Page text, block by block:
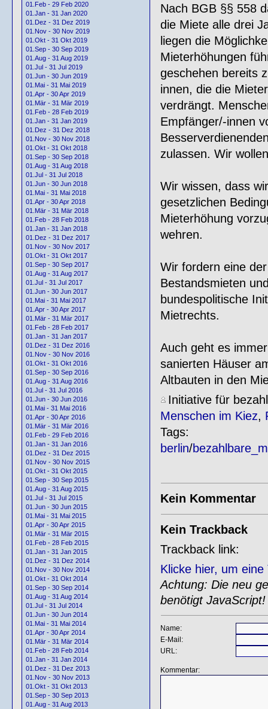
01.Feb - 29 Feb 2020
01.Jan - 31 Jan 2020
01.Dez - 31 Dez 2019
01.Nov - 30 Nov 2019
01.Okt - 31 Okt 2019
01.Sep - 30 Sep 2019
01.Aug - 31 Aug 2019
01.Jul - 31 Jul 2019
01.Jun - 30 Jun 2019
01.Mai - 31 Mai 2019
01.Apr - 30 Apr 2019
01.Mär - 31 Mär 2019
01.Feb - 28 Feb 2019
01.Jan - 31 Jan 2019
01.Dez - 31 Dez 2018
01.Nov - 30 Nov 2018
01.Okt - 31 Okt 2018
01.Sep - 30 Sep 2018
01.Aug - 31 Aug 2018
01.Jul - 31 Jul 2018
01.Jun - 30 Jun 2018
01.Mai - 31 Mai 2018
01.Apr - 30 Apr 2018
01.Mär - 31 Mär 2018
01.Feb - 28 Feb 2018
01.Jan - 31 Jan 2018
01.Dez - 31 Dez 2017
01.Nov - 30 Nov 2017
01.Okt - 31 Okt 2017
01.Sep - 30 Sep 2017
01.Aug - 31 Aug 2017
01.Jul - 31 Jul 2017
01.Jun - 30 Jun 2017
01.Mai - 31 Mai 2017
01.Apr - 30 Apr 2017
01.Mär - 31 Mär 2017
01.Feb - 28 Feb 2017
01.Jan - 31 Jan 2017
01.Dez - 31 Dez 2016
01.Nov - 30 Nov 2016
01.Okt - 31 Okt 2016
01.Sep - 30 Sep 2016
01.Aug - 31 Aug 2016
01.Jul - 31 Jul 2016
01.Jun - 30 Jun 2016
01.Mai - 31 Mai 2016
01.Apr - 30 Apr 2016
01.Mär - 31 Mär 2016
01.Feb - 29 Feb 2016
01.Jan - 31 Jan 2016
01.Dez - 31 Dez 2015
01.Nov - 30 Nov 2015
01.Okt - 31 Okt 2015
01.Sep - 30 Sep 2015
01.Aug - 31 Aug 2015
01.Jul - 31 Jul 2015
01.Jun - 30 Jun 2015
01.Mai - 31 Mai 2015
01.Apr - 30 Apr 2015
01.Mär - 31 Mär 2015
01.Feb - 28 Feb 2015
01.Jan - 31 Jan 2015
01.Dez - 31 Dez 2014
01.Nov - 30 Nov 2014
01.Okt - 31 Okt 2014
01.Sep - 30 Sep 2014
01.Aug - 31 Aug 2014
01.Jul - 31 Jul 2014
01.Jun - 30 Jun 2014
01.Mai - 31 Mai 2014
01.Apr - 30 Apr 2014
01.Mär - 31 Mär 2014
01.Feb - 28 Feb 2014
01.Jan - 31 Jan 2014
01.Dez - 31 Dez 2013
01.Nov - 30 Nov 2013
01.Okt - 31 Okt 2013
01.Sep - 30 Sep 2013
01.Aug - 31 Aug 2013
Nach BGB §§ 558
die Miete alle drei
liegen die
Mieterhöhungen
geschehen bereits
innen, die die
verdrängt.
Empfänger/-innen
zulassen. Wir
Wir wissen, dass
gesetzlichen
Mieterhöhung
wehren.
Wir fordern eine
Bestandsmieten
bundespolitische
Mietrechts.
Auch geht es
sanierten Häuser
Altbauten in den
Initiative für
Menschen im Kiez,
Tags:
berlin/
Kein Kommentar
Kein Trackback
Trackback link:
Klicke hier, um
Achtung: Die neu
benötigt JavaScript!
Name:
E-Mail:
URL:
Kommentar: